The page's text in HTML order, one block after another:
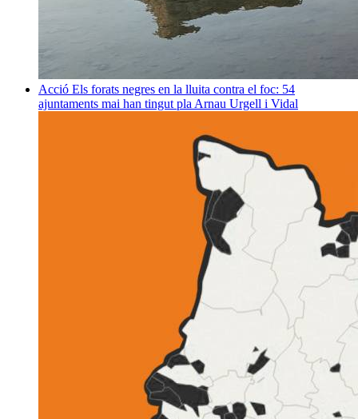
Acció Els forats negres en la lluita contra el foc: 54
ajuntaments mai han tingut pla Arnau Urgell i Vidal